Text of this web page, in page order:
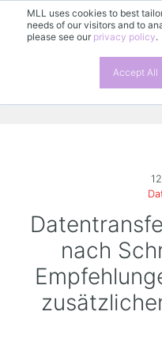
MLL uses cookies to best
needs of our visitors and to
please see our privacy policy.
Accept All
nach